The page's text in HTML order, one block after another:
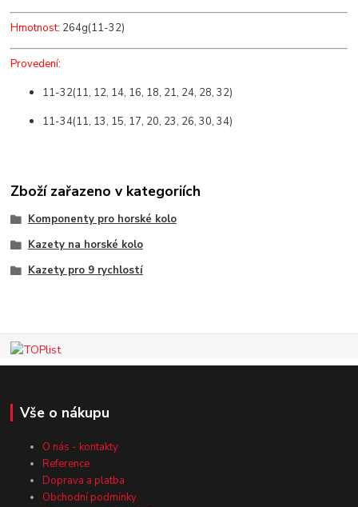
Hmotnost: 264g(11-32)
Provedení:
11-32(11, 12, 14, 16, 18, 21, 24, 28, 32)
11-34(11, 13, 15, 17, 20, 23, 26, 30, 34)
Zboží zařazeno v kategoriích
Komponenty pro horské kolo
Kazety na horské kolo
Kazety pro 9 rychlostí
Vše o nákupu
O nás - kontakty
Reference
Doprava a platba
Obchodní podmínky